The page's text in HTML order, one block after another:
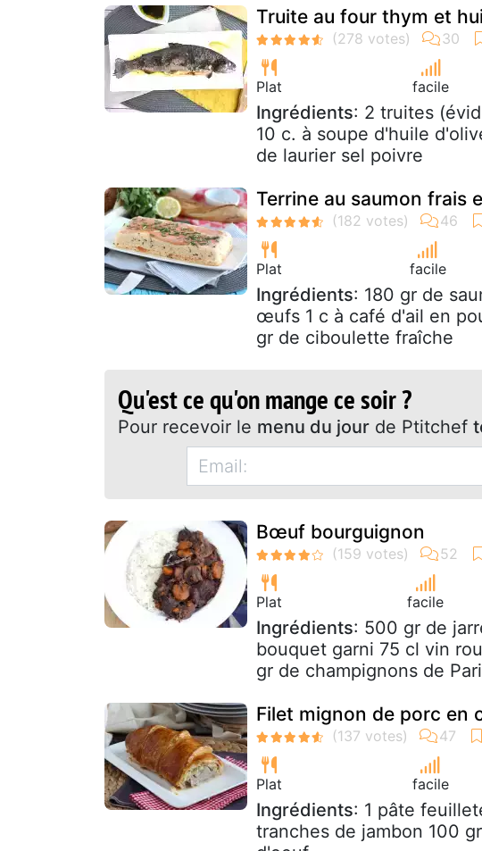
Truite au four thym et
Plat facile
Ingrédients: 2 truites
10 c. à soupe d'huile
de laurier sel poivre
Terrine au saumon frais
Plat facile
Ingrédients: 180 gr de
œufs 1 c à café d'ail en
gr de ciboulette fraîche
Qu'est ce qu'on mange ce soir ?
Pour recevoir le menu du jour de Ptitchef
Bœuf bourguignon
Plat facile
Ingrédients: 500 gr de
bouquet garni 75 cl vin
gr de champignons de
Filet mignon de porc en
Plat facile
Ingrédients: 1 pâte
tranches de jambon 100